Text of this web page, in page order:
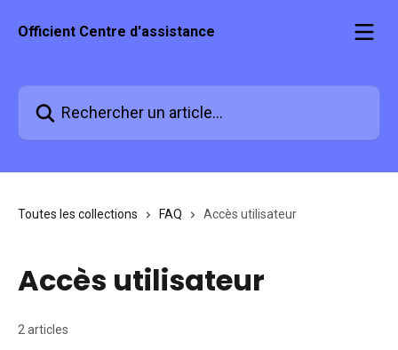
Officient Centre d'assistance
Rechercher un article...
Toutes les collections FAQ Accès utilisateur
Accès utilisateur
2 articles